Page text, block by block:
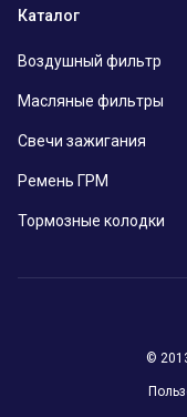
Каталог
Воздушный фильтр
Масляные фильтры
Свечи зажигания
Ремень ГРМ
Тормозные колодки
©